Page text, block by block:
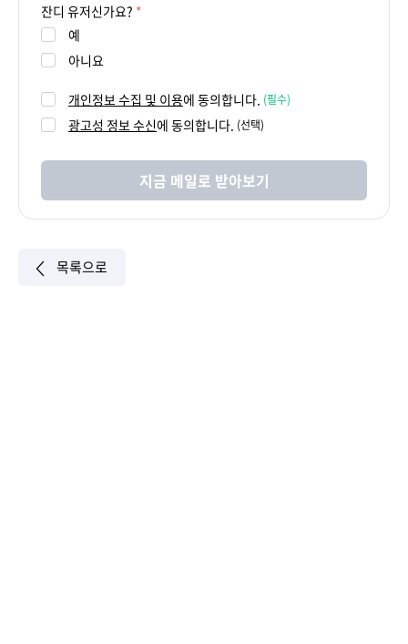
잔디 유저신가요?
예
아니요
개인정보 수집 및 이용에 동의합니다. (필수)
광고성 정보 수신에 동의합니다. (선택)
지금 메일로 받아보기
목록으로